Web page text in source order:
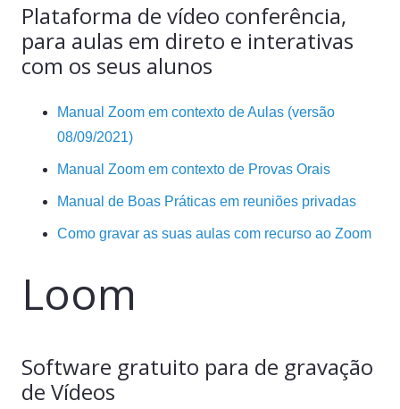
Plataforma de vídeo conferência,
para aulas em direto e interativas
com os seus alunos
Manual Zoom em contexto de Aulas (versão
08/09/2021)
Manual Zoom em contexto de Provas Orais
Manual de Boas Práticas em reuniões privadas
Como gravar as suas aulas com recurso ao Zoom
Loom
Software gratuito para de gravação
de Vídeos